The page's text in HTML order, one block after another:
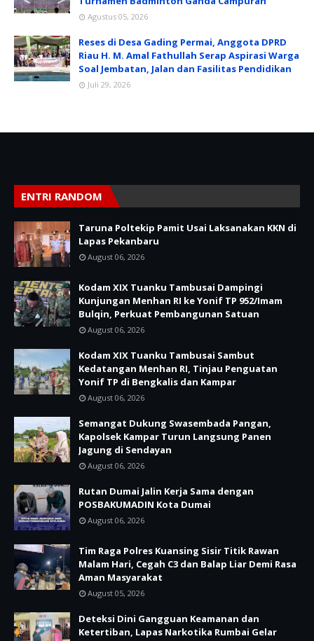
Agustus 05, 2026
Reses di Desa Gading Permai, Anggota DPRD
Riau H. M. Amal Fathullah Serap Aspirasi Warga
Soal Jembatan, Jalan dan Fasilitas Pendidikan
Juli 29, 2026
ENTRI RANDOM
Taruna Poltekip Pamit Usai Laksanakan KKN di
Lapas Pekanbaru
August 06, 2026
Kodam XIX Tuanku Tambusai Dampingi
Kunjungan Menhan RI ke Yonif TP 952/Imam
Bulqin, Perkuat Pembangunan Satuan
August 06, 2026
Kodam XIX Tuanku Tambusai Sambut
Kedatangan Menhan RI, Tinjau Penguatan
Yonif TP di Bengkalis dan Kampar
August 06, 2026
Semangat Dukung Swasembada Pangan,
Kapolsek Kampar Turun Langsung Panen
Jagung di Sendayan
August 06, 2026
Rutan Dumai Jalin Kerja Sama dengan
POSBAKUMADIN Kota Dumai
August 06, 2026
Tim Raga Polres Kuansing Sisir Titik Rawan
Malam Hari, Cegah C3 dan Balap Liar Demi Rasa
Aman Masyarakat
August 05, 2026
Deteksi Dini Gangguan Keamanan dan
Ketertiban, Lapas Narkotika Rumbai Gelar